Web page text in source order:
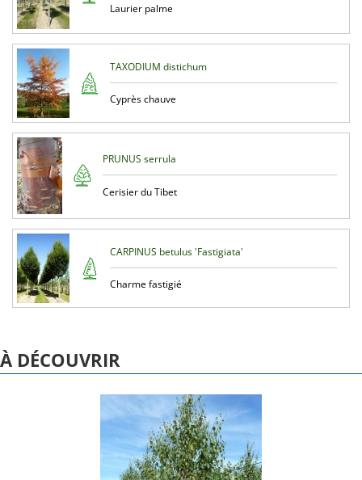
Laurier palme
TAXODIUM distichum
Cyprès chauve
PRUNUS serrula
Cerisier du Tibet
CARPINUS betulus 'Fastigiata'
Charme fastigié
À DÉCOUVRIR